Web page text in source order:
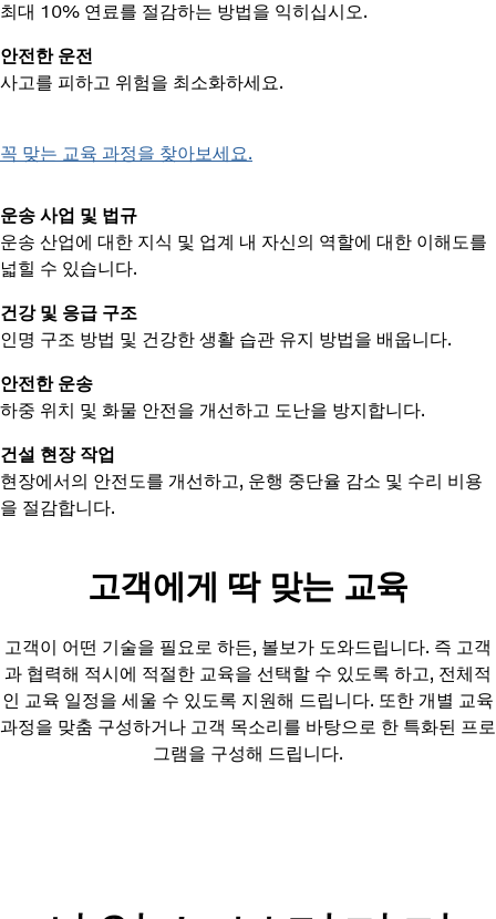
최대 10% 연료를 절감하는 방법을 익히십시오.
안전한 운전
사고를 피하고 위험을 최소화하세요.
꼭 맞는 교육 과정을 찾아보세요.
운송 사업 및 법규
운송 산업에 대한 지식 및 업계 내 자신의 역할에 대한 이해도를
넓힐 수 있습니다.
건강 및 응급 구조
인명 구조 방법 및 건강한 생활 습관 유지 방법을 배웁니다.
안전한 운송
하중 위치 및 화물 안전을 개선하고 도난을 방지합니다.
건설 현장 작업
현장에서의 안전도를 개선하고, 운행 중단율 감소 및 수리 비용
을 절감합니다.
고객에게 딱 맞는 교육
고객이 어떤 기술을 필요로 하든, 볼보가 도와드립니다. 즉 고객
과 협력해 적시에 적절한 교육을 선택할 수 있도록 하고, 전체적
인 교육 일정을 세울 수 있도록 지원해 드립니다. 또한 개별 교육
과정을 맞춤 구성하거나 고객 목소리를 바탕으로 한 특화된 프로
그램을 구성해 드립니다.